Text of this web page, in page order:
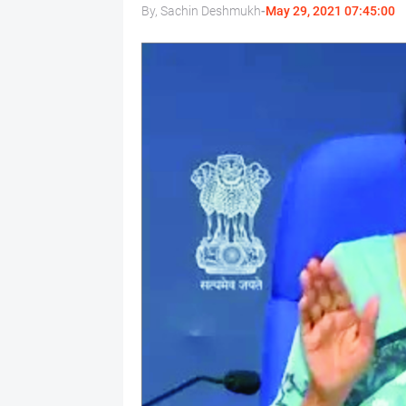
By, Sachin Deshmukh-May 29, 2021 07:45:00